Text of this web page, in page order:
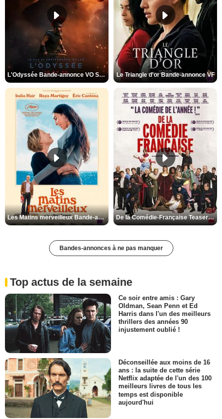
L'Odyssée Bande-annonce VO STFR Le Triangle d'or Bande-annonce VF
Les Matins merveilleux Bande-annonce VF De la Comédie-Française Teaser VF
Bandes-annonces à ne pas manquer
Top actus de la semaine
Ce soir entre amis : Gary
Oldman, Sean Penn et Ed
Harris dans l'un des meilleurs
thrillers des années 90
injustement oublié !
Déconseillée aux moins de 16
ans : la suite de cette série
Netflix adaptée de l'un des 100
meilleurs livres de tous les
temps est disponible
aujourd'hui